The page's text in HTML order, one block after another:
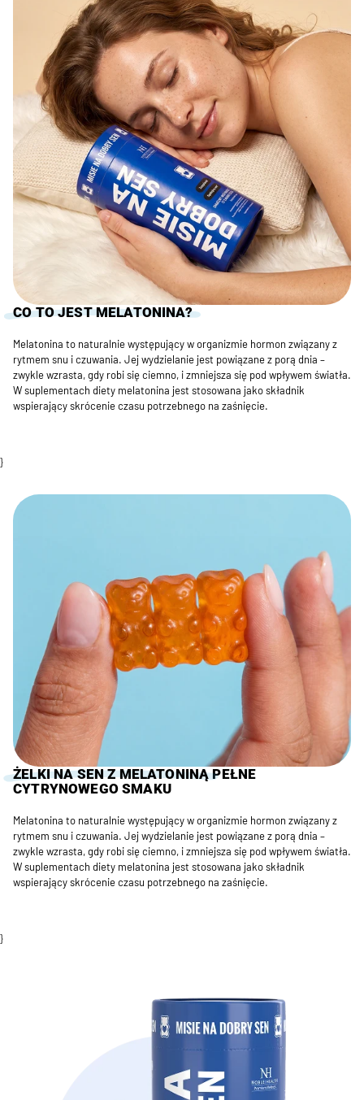
CO TO JEST MELATONINA?
Melatonina to naturalnie występujący w organizmie hormon związany z
rytmem snu i czuwania. Jej wydzielanie jest powiązane z porą dnia –
zwykle wzrasta, gdy robi się ciemno, i zmniejsza się pod wpływem światła.
W suplementach diety melatonina jest stosowana jako składnik
wspierający skrócenie czasu potrzebnego na zaśnięcie.
}
ŻELKI NA SEN Z MELATONINĄPEŁNE
CYTRYNOWEGO SMAKU
Melatonina to naturalnie występujący w organizmie hormon związany z
rytmem snu i czuwania. Jej wydzielanie jest powiązane z porą dnia –
zwykle wzrasta, gdy robi się ciemno, i zmniejsza się pod wpływem światła.
W suplementach diety melatonina jest stosowana jako składnik
wspierający skrócenie czasu potrzebnego na zaśnięcie.
}